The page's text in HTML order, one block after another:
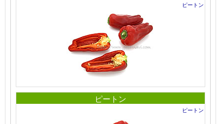
ピートン
ピートン
ピートン